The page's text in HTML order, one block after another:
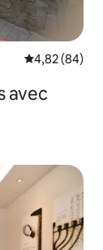
Évaluation
4,82 (84)
avec